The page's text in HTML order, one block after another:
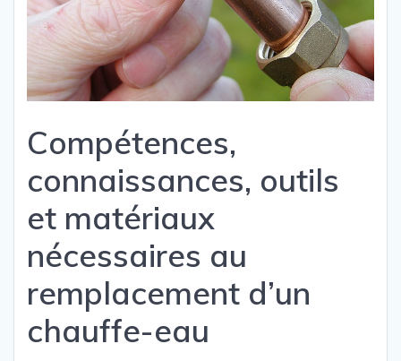
Compétences,
connaissances, outils
et matériaux
nécessaires au
remplacement d’un
chauffe-eau